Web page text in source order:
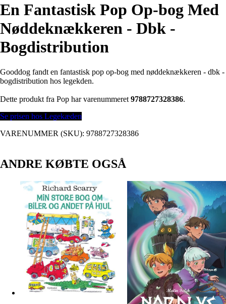
En Fantastisk Pop Op-bog Med
Nøddeknækkeren - Dbk -
Bogdistribution
Gooddog fandt en fantastisk pop op-bog med nøddeknækkeren - dbk -
bogdistribution hos legekden.
Dette produkt fra Pop har varenummeret 9788727328386.
Se prisen hos Legekæden
VARENUMMER (SKU): 9788727328386
ANDRE KØBTE OGSÅ